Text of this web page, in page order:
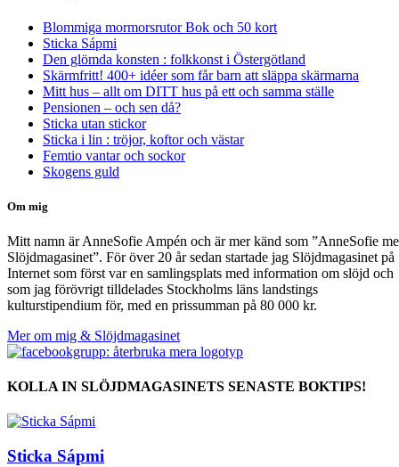
Blommiga mormorsrutor Bok och 50 kort
Sticka Sápmi
Den glömda konsten : folkkonst i Östergötland
Skärmfritt! 400+ idéer som får barn att släppa skärmarna
Mitt hus – allt om DITT hus på ett och samma ställe
Pensionen – och sen då?
Sticka utan stickor
Sticka i lin : tröjor, koftor och västar
Femtio vantar och sockor
Skogens guld
Om mig
Mitt namn är AnneSofie Ampén och är mer känd som ”AnneSofie
Slöjdmagasinet”. För över 20 år sedan startade jag Slöjdmagasinet på
Internet som först var en samlingsplats med information om slöjd och
som jag förövrigt tilldelades Stockholms läns landstings
kulturstipendium för, med en prissumman på 80 000 kr.
Mer om mig & Slöjdmagasinet
KOLLA IN SLÖJDMAGASINETS SENASTE BOKTIPS!
Sticka Sápmi